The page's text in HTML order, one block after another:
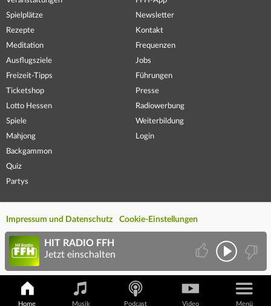
Spielplätze
Rezepte
Meditation
Ausflugsziele
Freizeit-Tipps
Ticketshop
Lotto Hessen
Spiele
Mahjong
Backgammon
Quiz
Partys
Newsletter
Kontakt
Frequenzen
Jobs
Führungen
Presse
Radiowerbung
Weiterbildung
Login
Impressum und Datenschutz Cookie-Einstellungen
Home Musik Podcast Video Menü
HIT RADIO FFH
Jetzt einschalten